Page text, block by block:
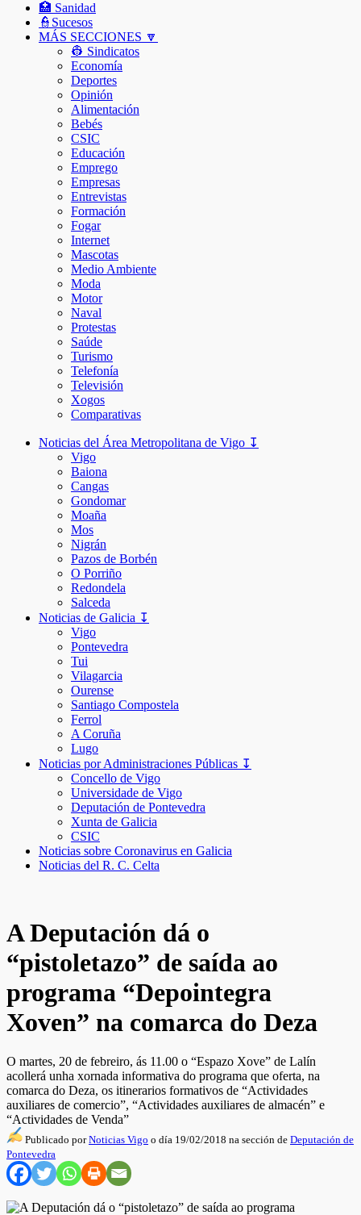
🏥 Sanidad
👮Sucesos
MÁS SECCIONES 🔽
👷 Sindicatos
Economía
Deportes
Opinión
Alimentación
Bebés
CSIC
Educación
Emprego
Empresas
Entrevistas
Formación
Fogar
Internet
Mascotas
Medio Ambiente
Moda
Motor
Naval
Protestas
Saúde
Turismo
Telefonía
Televisión
Xogos
Comparativas
Noticias del Área Metropolitana de Vigo ↧
Vigo
Baiona
Cangas
Gondomar
Moaña
Mos
Nigrán
Pazos de Borbén
O Porriño
Redondela
Salceda
Noticias de Galicia ↧
Vigo
Pontevedra
Tui
Vilagarcia
Ourense
Santiago Compostela
Ferrol
A Coruña
Lugo
Noticias por Administraciones Públicas ↧
Concello de Vigo
Universidade de Vigo
Deputación de Pontevedra
Xunta de Galicia
CSIC
Noticias sobre Coronavirus en Galicia
Noticias del R. C. Celta
A Deputación dá o
“pistoletazo” de saída ao
programa “Depointegra
Xoven” na comarca do Deza
O martes, 20 de febreiro, ás 11.00 o “Espazo Xove” de Lalín
acollerá unha xornada informativa do programa que oferta, na
comarca do Deza, os itinerarios formativos de “Actividades
auxiliares de comercio”, “Actividades auxiliares de almacén” e
“Actividades de Venda”
Publicado porNoticias Vigo o día 19/02/2018 na sección de Deputación de
Pontevedra